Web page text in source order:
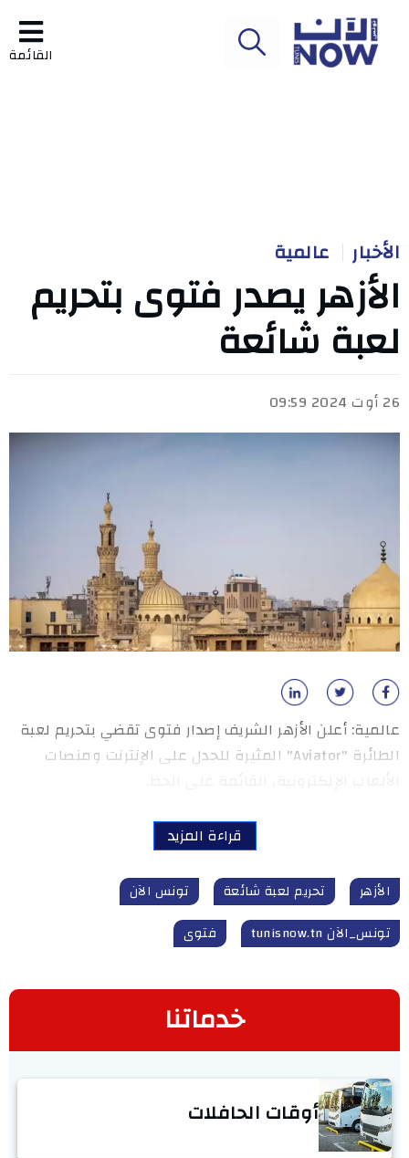
القائمة
الأخبار عالمية
الأزهر يصدر فتوى بتحريم
لعبة شائعة
26 أوت 2024 09:59
عالمية: أعلن الأزهر الشريف إصدار فتوى تقضي بتحريم لعبة
الطائرة "Aviator" المثيرة للجدل على الإنترنت ومنصات
قراءة المزيد
الأزهر تحريم لعبة شائعة
تونس الآن
تونس_الآن tunisnow.tn
فتوى
خدماتنا
أوقات الحافلات